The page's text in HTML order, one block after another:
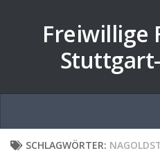
Freiwillige
SCHLAGWÖRTER: